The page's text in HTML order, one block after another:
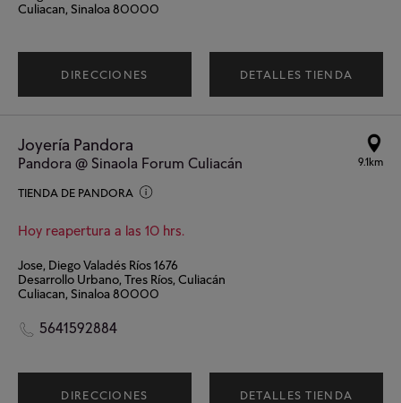
Culiacan, Sinaloa 80000
DIRECCIONES DETALLES TIENDA
Joyería Pandora
Pandora @ Sinaola Forum Culiacán
TIENDA DE PANDORA
Hoy reapertura a las 10 hrs.
9.1km
Jose, Diego Valadés Ríos 1676
Desarrollo Urbano, Tres Ríos, Culiacán
Culiacan, Sinaloa 80000
5641592884
DIRECCIONES DETALLES TIENDA